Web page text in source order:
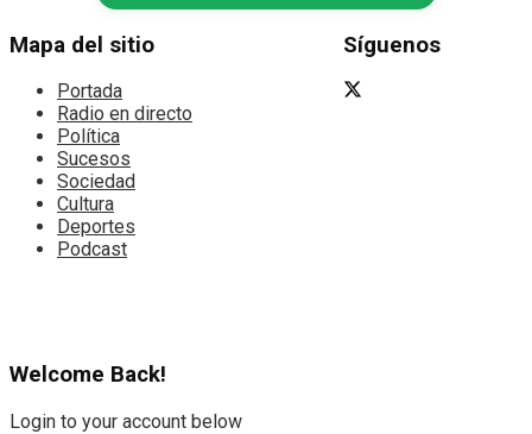
Mapa del sitio
Portada
Radio en directo
Política
Sucesos
Sociedad
Cultura
Deportes
Podcast
Síguenos
Welcome Back!
Login to your account below